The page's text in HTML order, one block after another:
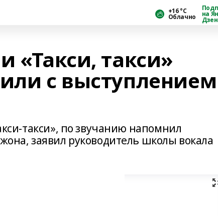
+16 °С
Облачно на
Дзен
«Такси, такси»
с выступлением
такси», по звучанию напомнил
заявил руководитель школы вокала